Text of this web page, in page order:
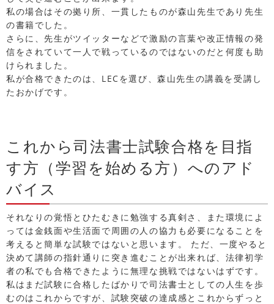
私の場合はその拠り所、一貫したものが森山先生であり先生
の書籍でした。
さらに、先生がツイッターなどで激励の言葉や改正情報の発
信をされていて一人で戦っているのではないのだと何度も助
けられました。
私が合格できたのは、LECを選び、森山先生の講義を受講し
たおかげです。
これから司法書士試験合格を目指
す方（学習を始める方）へのアド
バイス
それなりの覚悟とひたむきに勉強する真剣さ、また環境によ
っては金銭面や生活面で周囲の人の協力も必要になることを
考えると簡単な試験ではないと思います。 ただ、一度やると
決めて講師の指針通りに突き進むことが出来れば、法律初学
者の私でも合格できたように無理な挑戦ではないはずです。
私はまだ試験に合格したばかりで司法書士としての人生を歩
むのはこれからですが、試験突破の達成感とこれからずっと